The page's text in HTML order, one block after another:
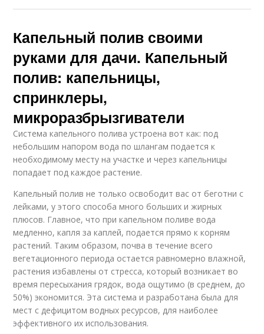
Капельный полив своими
руками для дачи. Капельный
полив: капельницы,
спринклеры,
микроразбрызгиватели
Система капельного полива устроена вот как: под
небольшим напором вода по шлангам подается к
необходимому месту на участке и через капельницы
попадает под каждое растение.
Капельный полив не только освободит вас от беготни с
лейками, у этого способа много больших и жирных
плюсов. Главное, что при капельном поливе вода
медленно, капля за каплей, подается прямо к корням
растений. Таким образом, почва в течение всего
вегетационного периода остается равномерно влажной,
растения избавлены от стресса, который возникает во
время пересыхания грядок, вода ощутимо (в среднем, до
50%) экономится. Эта система и разработана была для
мест с дефицитом водных ресурсов, для наиболее
эффективного их использования.